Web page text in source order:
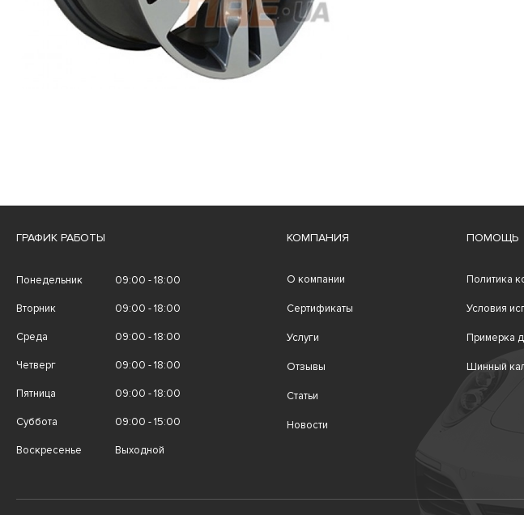
ГРАФИК РАБОТЫ
Понедельник 09:00 - 18:00
Вторник 09:00 - 18:00
Среда 09:00 - 18:00
Четверг 09:00 - 18:00
Пятница 09:00 - 18:00
Суббота 09:00 - 15:00
Воскресенье Выходной
КОМПАНИЯ
О компании
Сертификаты
Услуги
Отзывы
Статьи
Новости
ПОМОЩЬ
Политика
Условия
Примерка
Шинный